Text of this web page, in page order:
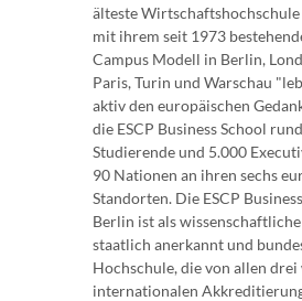
älteste Wirtschaftshochschule
mit ihrem seit 1973
Campus Modell in Berlin,
Paris, Turin und Warschau
aktiv den europäischen
die ESCP Business School
Studierende und 5.000
90 Nationen an ihren sechs
Standorten. Die ESCP
Berlin ist als
staatlich anerkannt und
Hochschule, die von allen
internationalen